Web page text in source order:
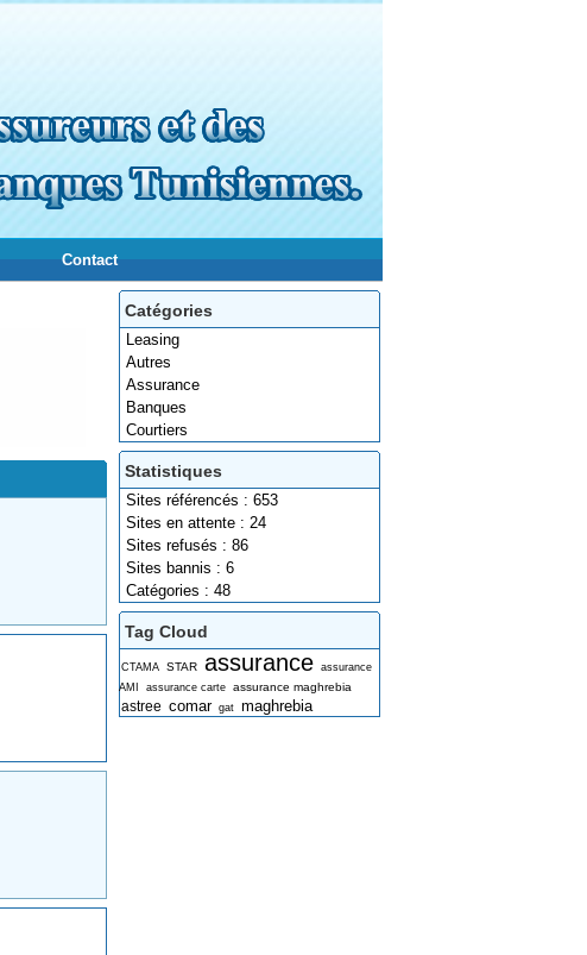
Contact
Catégories
Leasing
Autres
Assurance
Banques
Courtiers
Statistiques
Sites référencés : 653
Sites en attente : 24
Sites refusés : 86
Sites bannis : 6
Catégories : 48
Tag Cloud
CTAMA STAR assurance assurance
AMI
assurance carte assurance maghrebia
astree comar gat maghrebia